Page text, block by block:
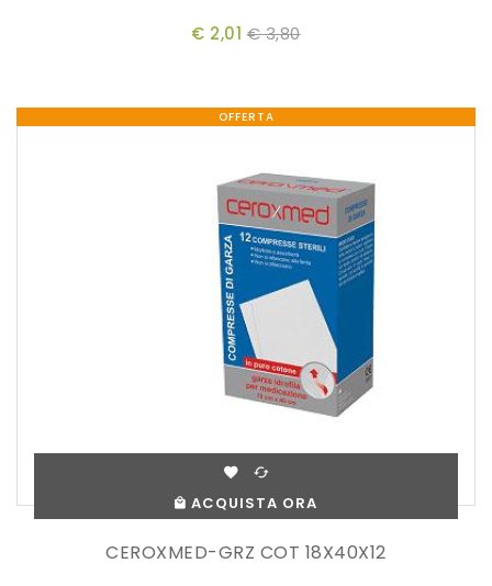
€ 2,01 € 3,80
OFFERTA
ACQUISTA ORA
CEROXMED-GRZ COT 18X40X12